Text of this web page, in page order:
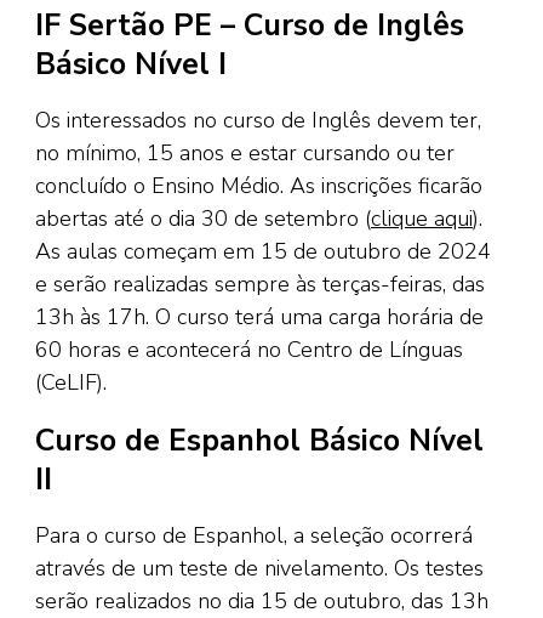
IF Sertão PE – Curso de Inglês
Básico Nível I
Os interessados no curso de Inglês devem ter,
no mínimo, 15 anos e estar cursando ou ter
concluído o Ensino Médio. As inscrições ficarão
abertas até o dia 30 de setembro (clique aqui).
As aulas começam em 15 de outubro de 2024
e serão realizadas sempre às terças-feiras, das
13h às 17h. O curso terá uma carga horária de
60 horas e acontecerá no Centro de Línguas
(CeLIF).
Curso de Espanhol Básico Nível
II
Para o curso de Espanhol, a seleção ocorrerá
através de um teste de nivelamento. Os testes
serão realizados no dia 15 de outubro, das 13h